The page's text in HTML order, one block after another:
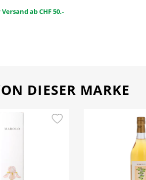
ab CHF 50.-
DIESER MARKE